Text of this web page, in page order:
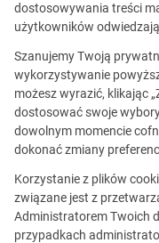
Blog Technologie
19 kwietnia 2021
Od
opartej o
learned z
BNP Paribas
dostosowywania treści
użytkowników
Szanujemy Twoją
wykorzystywanie
możesz wyrazić, klikając
dostosować swoje
dowolnym momencie
dokonać zmiany
Korzystanie z plików
związane jest z
Administratorem Twoich
przypadkach